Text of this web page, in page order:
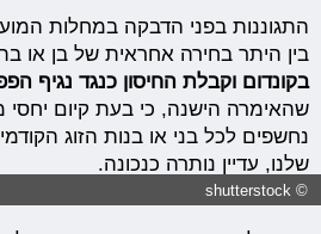
התגוננות בפני הדבקה במחלות
בין היתר בחירה אחראית של בן או
בקונדום וקבלת החיסון כנגד נגיף
שהאימרה הישנה, כי בעת קיום יחסי
נחשפים לכל בני או בנות הזוג
שלנו, עדיין נותרה כנכונה.
© shutterstock